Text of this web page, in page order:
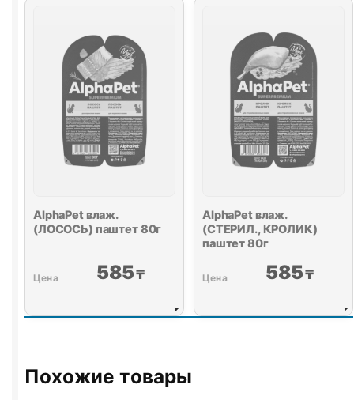
И
КЛЮКВА)
80г
AlphaPet влаж.
(ЛОСОСЬ) паштет 80г
585₸
AlphaPet влаж.
(СТЕРИЛ., КРОЛИК)
паштет 80г
585₸
Похожие товары